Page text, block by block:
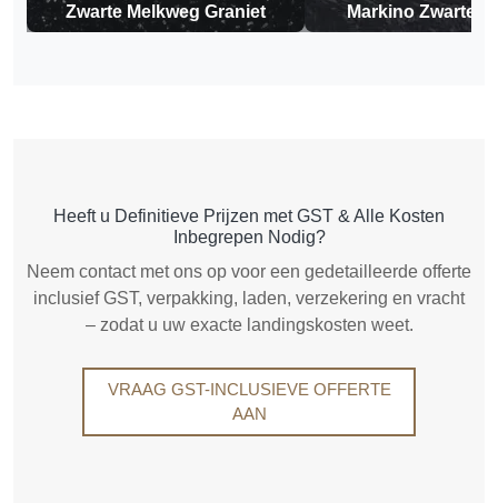
Zwarte Melkweg Graniet Markino Zwarte
Heeft u Definitieve Prijzen met GST & Alle Kosten
Inbegrepen Nodig?
Neem contact met ons op voor een gedetailleerde offerte
inclusief GST, verpakking, laden, verzekering en vracht
– zodat u uw exacte landingskosten weet.
VRAAG GST-INCLUSIEVE OFFERTE
AAN